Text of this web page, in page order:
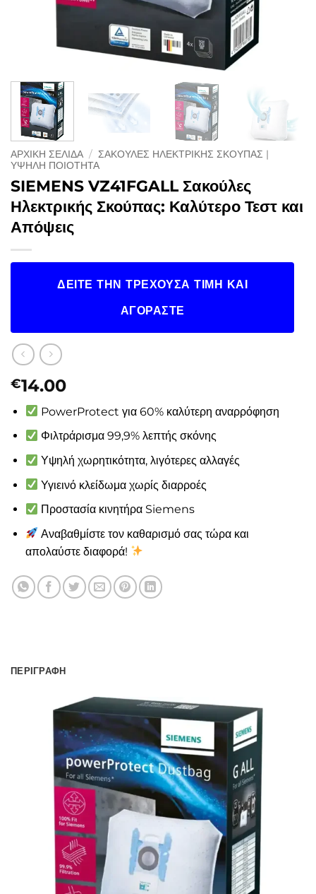
ΑΡΧΙΚΉ ΣΕΛΊΔΑ / ΣΑΚΟΥΛΕΣ ΗΛΕΚΤΡΙΚΗΣ ΣΚΟΥΠΑΣ |
ΥΨΗΛΉ ΠΟΙΌΤΗΤΑ
SIEMENS VZ41FGALL Σακούλες
Ηλεκτρικής Σκούπας: Καλύτερο Τεστ και
Απόψεις
ΔΕΊΤΕ ΤΗΝ ΤΡΈΧΟΥΣΑ ΤΙΜΉ ΚΑΙ
ΑΓΟΡΆΣΤΕ
€14.00
PowerProtect για 60% καλύτερη αναρρόφηση
Φιλτράρισμα 99,9% λεπτής σκόνης
Υψηλή χωρητικότητα, λιγότερες αλλαγές
Υγιεινό κλείδωμα χωρίς διαρροές
Προστασία κινητήρα Siemens
Αναβαθμίστε τον καθαρισμό σας τώρα και
απολαύστε διαφορά!
ΠΕΡΙΓΡΑΦΉ